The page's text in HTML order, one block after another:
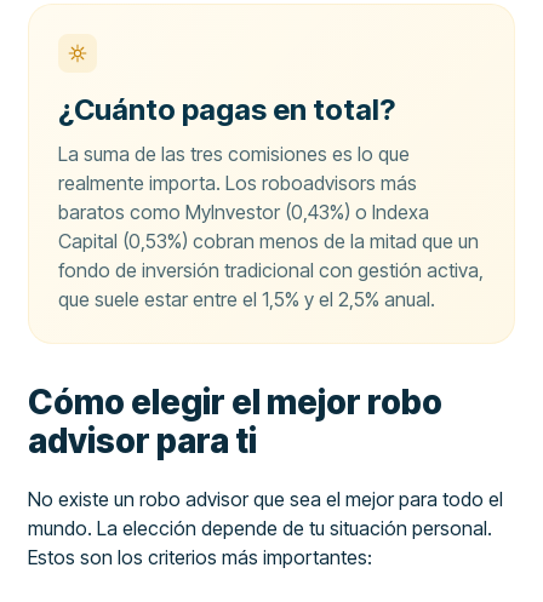
¿Cuánto pagas en total?
La suma de las tres comisiones es lo que
realmente importa. Los roboadvisors más
baratos como MyInvestor (0,43%) o Indexa
Capital (0,53%) cobran menos de la mitad que un
fondo de inversión tradicional con gestión activa,
que suele estar entre el 1,5% y el 2,5% anual.
Cómo elegir el mejor robo
advisor para ti
No existe un robo advisor que sea el mejor para todo el
mundo. La elección depende de tu situación personal.
Estos son los criterios más importantes: